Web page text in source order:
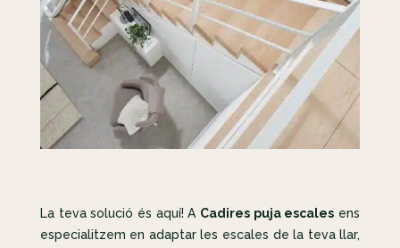
La teva solució és aquí! A Cadires puja escales ens
especialitzem en adaptar les escales de la teva llar,